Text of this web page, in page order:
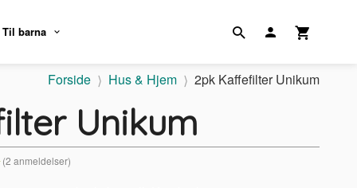
Til barna
Forside Hus & Hjem 2pk Kaffefilter Unikum
Unikum
(2 anmeldelser)